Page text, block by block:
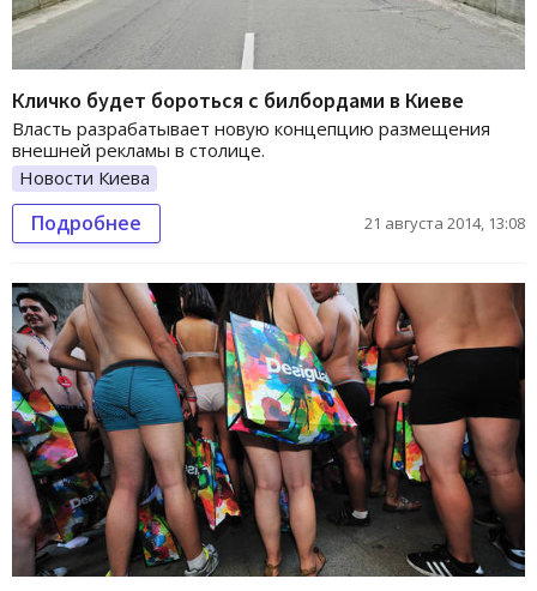
Кличко будет бороться с билбордами в Киеве
Власть разрабатывает новую концепцию размещения
внешней рекламы в столице.
Новости Киева
Подробнее 21 августа 2014, 13:08